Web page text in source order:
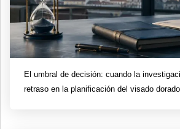
El umbral de decisión: cuando la
retraso en la planificación del visado